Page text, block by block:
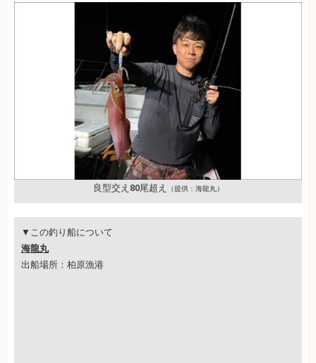
良型交え80尾超え （提供：海龍丸）
▼この釣り船について
海龍丸
出船場所：柏原漁港